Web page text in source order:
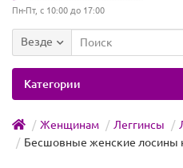
Пн-Пт, с 10:00 до 17:00
Везде
Категории
Женщинам Леггинсы
Бесшовные женские лосины